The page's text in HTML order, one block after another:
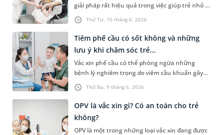
Thứ Tư, 10 tháng 6, 2026
giải pháp rất hiệu quả trong việc giúp trẻ nhỏ -
đối tượng có hệ miễn dịch yếu, phòng tránh
được một số bệnh lý nghiêm trọng. Vậy vắc xin
5 trong 1 và 6 trong 1 có gì khác nhau? Bài viết
dưới đây sẽ giải thích giúp các bậc phụ huynh
hiểu rõ và phân biệt được 2 loại vắc xin này
cùng với một số lưu ý cần thiết sau tiêm.
Thứ Ba, 9 tháng 6, 2026
Tiêm phế cầu có sốt không và những
lưu ý khi chăm sóc trẻ...
Vắc xin phế cầu có thể phòng ngừa những
bệnh lý nghiêm trọng do viêm cầu khuẩn gây
ra. Tuy nhiên, nhiều người lo ngại về những tác
dụng phụ của loại vắc xin này, đặc biệt là hiện
tượng sốt sau tiêm. Vậy tiêm phế cầu có sốt
không và cần lưu ý những gì khi chăm sóc trẻ
sau tiêm?
OPV là vắc xin gì? Có an toàn cho trẻ
không?
OPV là một trong những loại vắc xin đang được